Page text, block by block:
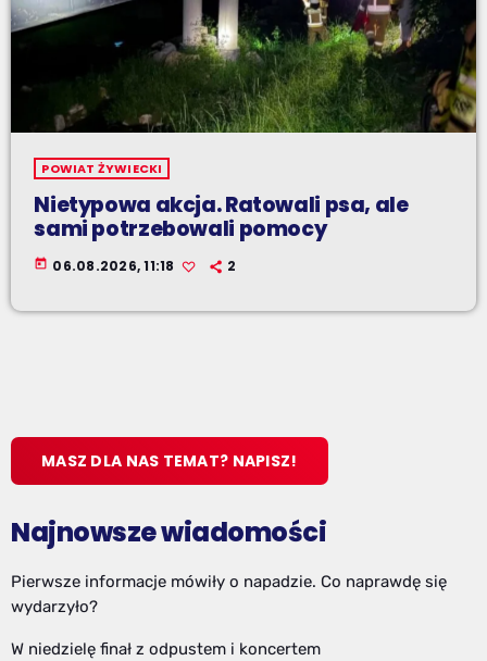
POWIAT ŻYWIECKI
Nietypowa akcja. Ratowali psa, ale
sami potrzebowali pomocy
today 06.08.2026, 11:18 2
MASZ DLA NAS TEMAT? NAPISZ!
Najnowsze wiadomości
Pierwsze informacje mówiły o napadzie. Co naprawdę się
wydarzyło?
W niedzielę finał z odpustem i koncertem